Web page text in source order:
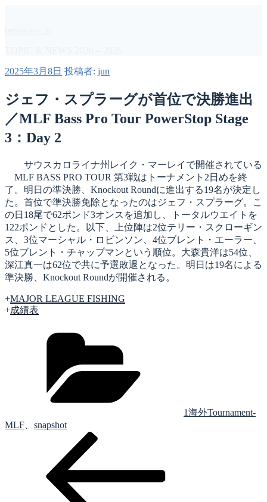
へ
キ
プ
投
日:
2025年3月8日 投稿者: jun
ジェフ・スプラーグが首位で決勝進出
／MLF Bass Pro Tour PowerStop Stage
3：Day 2
サウスカロライナ州レイク・マーレイで開催されている
MLF BASS PRO TOUR 第3戦はトーナメント2日めを終
了。明日の準決勝、Knockout Roundに進出する19名が決定し
た。首位で準決勝免除となったのはジェフ・スプラーグ。こ
の日18尾で62ポンド3オンスを追加し、トータルウエイトを
122ポンドとした。以下、上位陣は2位テリー・スクローギン
ス、3位マーシャル・ロビンソン、4位ブレント・エーラー、
5位ブレント・チャップマンという順位。大森貴洋は54位、
深江真一は62位で共に予選敗退となった。明日は19名による
準決勝、Knockout Roundが開催される。
+MAJOR LEAGUE FISHING
+成績表
1海外Tournament-
MLF
snapshot